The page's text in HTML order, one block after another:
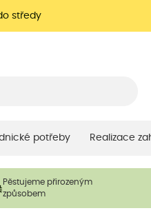
středy
potřeby Realizace
Pěstujeme přirozeným
způsobem